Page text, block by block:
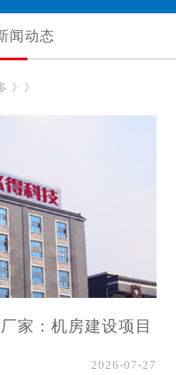
闻动态
》》
家：机房建设项目
2026-07-27